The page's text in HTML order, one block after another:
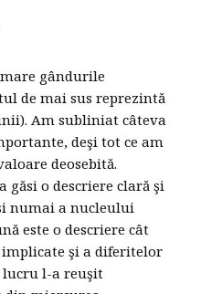
gândurile
de mai sus reprezintă
Am subliniat câteva
deşi tot ce am
deosebită.
găsi o descriere clară şi
numai a nucleului
este o descriere cât
şi a diferitelor
lucru l-a reuşit